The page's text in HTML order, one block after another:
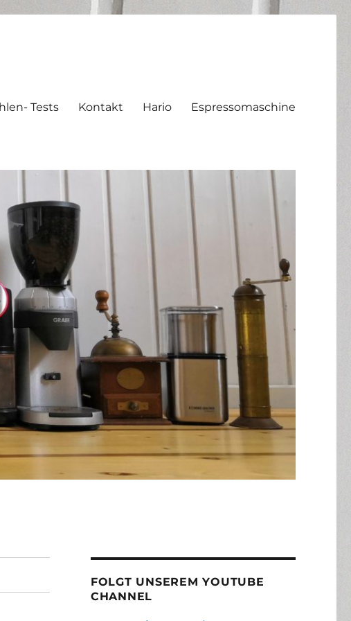
Tests Kontakt Hario Espressomaschine
FOLGT UNSEREM YOUTUBE
CHANNEL